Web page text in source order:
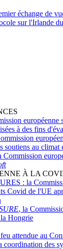
échange de
sur l'Irlande
européenne
à des fins
soutiens au climat
Commission
À LA
: la
Covid de l'UE
, la
Hongrie
attendue au
des